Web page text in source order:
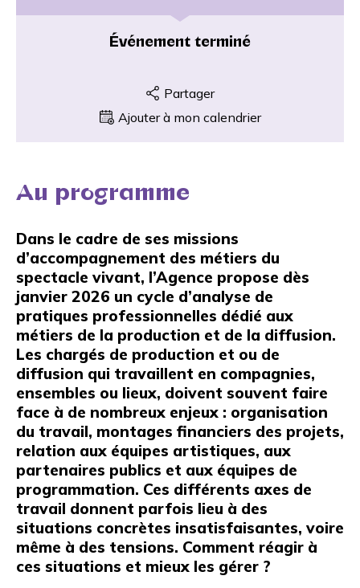
Événement terminé
Partager
Ajouter à mon calendrier
Au programme
Dans le cadre de ses missions
d’accompagnement des métiers du
spectacle vivant, l’Agence propose dès
janvier 2026 un cycle d’analyse de
pratiques professionnelles dédié aux
métiers de la production et de la diffusion.
Les chargés de production et ou de
diffusion qui travaillent en compagnies,
ensembles ou lieux, doivent souvent faire
face à de nombreux enjeux : organisation
du travail, montages financiers des projets,
relation aux équipes artistiques, aux
partenaires publics et aux équipes de
programmation. Ces différents axes de
travail donnent parfois lieu à des
situations concrètes insatisfaisantes, voire
même à des tensions. Comment réagir à
ces situations et mieux les gérer ?